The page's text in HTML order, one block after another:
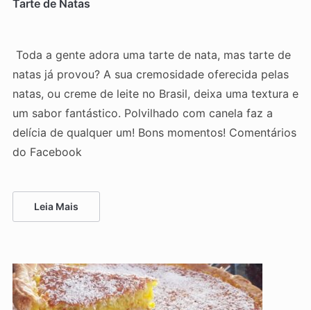
Tarte de Natas
Toda a gente adora uma tarte de nata, mas tarte de
natas já provou? A sua cremosidade oferecida pelas
natas, ou creme de leite no Brasil, deixa uma textura e
um sabor fantástico. Polvilhado com canela faz a
delícia de qualquer um! Bons momentos! Comentários
do Facebook
Leia Mais